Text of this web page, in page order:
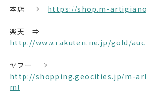
本店 ⇒ https://shop.m-
楽天 ⇒
http://www.rakuten.ne.jp/gold/
ヤフー ⇒
http://shopping.geocities.jp/m-
ml